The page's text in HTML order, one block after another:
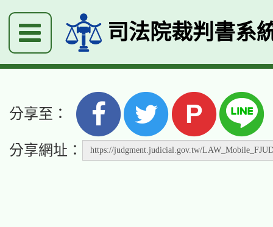
司法院裁判書系
分享至： P
分享網址：